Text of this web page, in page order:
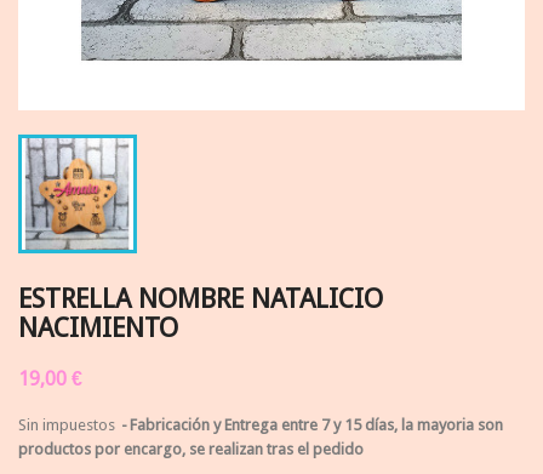
ESTRELLA NOMBRE NATALICIO
NACIMIENTO
19,00 €
Sin impuestos
Fabricación y Entrega entre 7 y 15 días, la mayoria son
productos por encargo, se realizan tras el pedido